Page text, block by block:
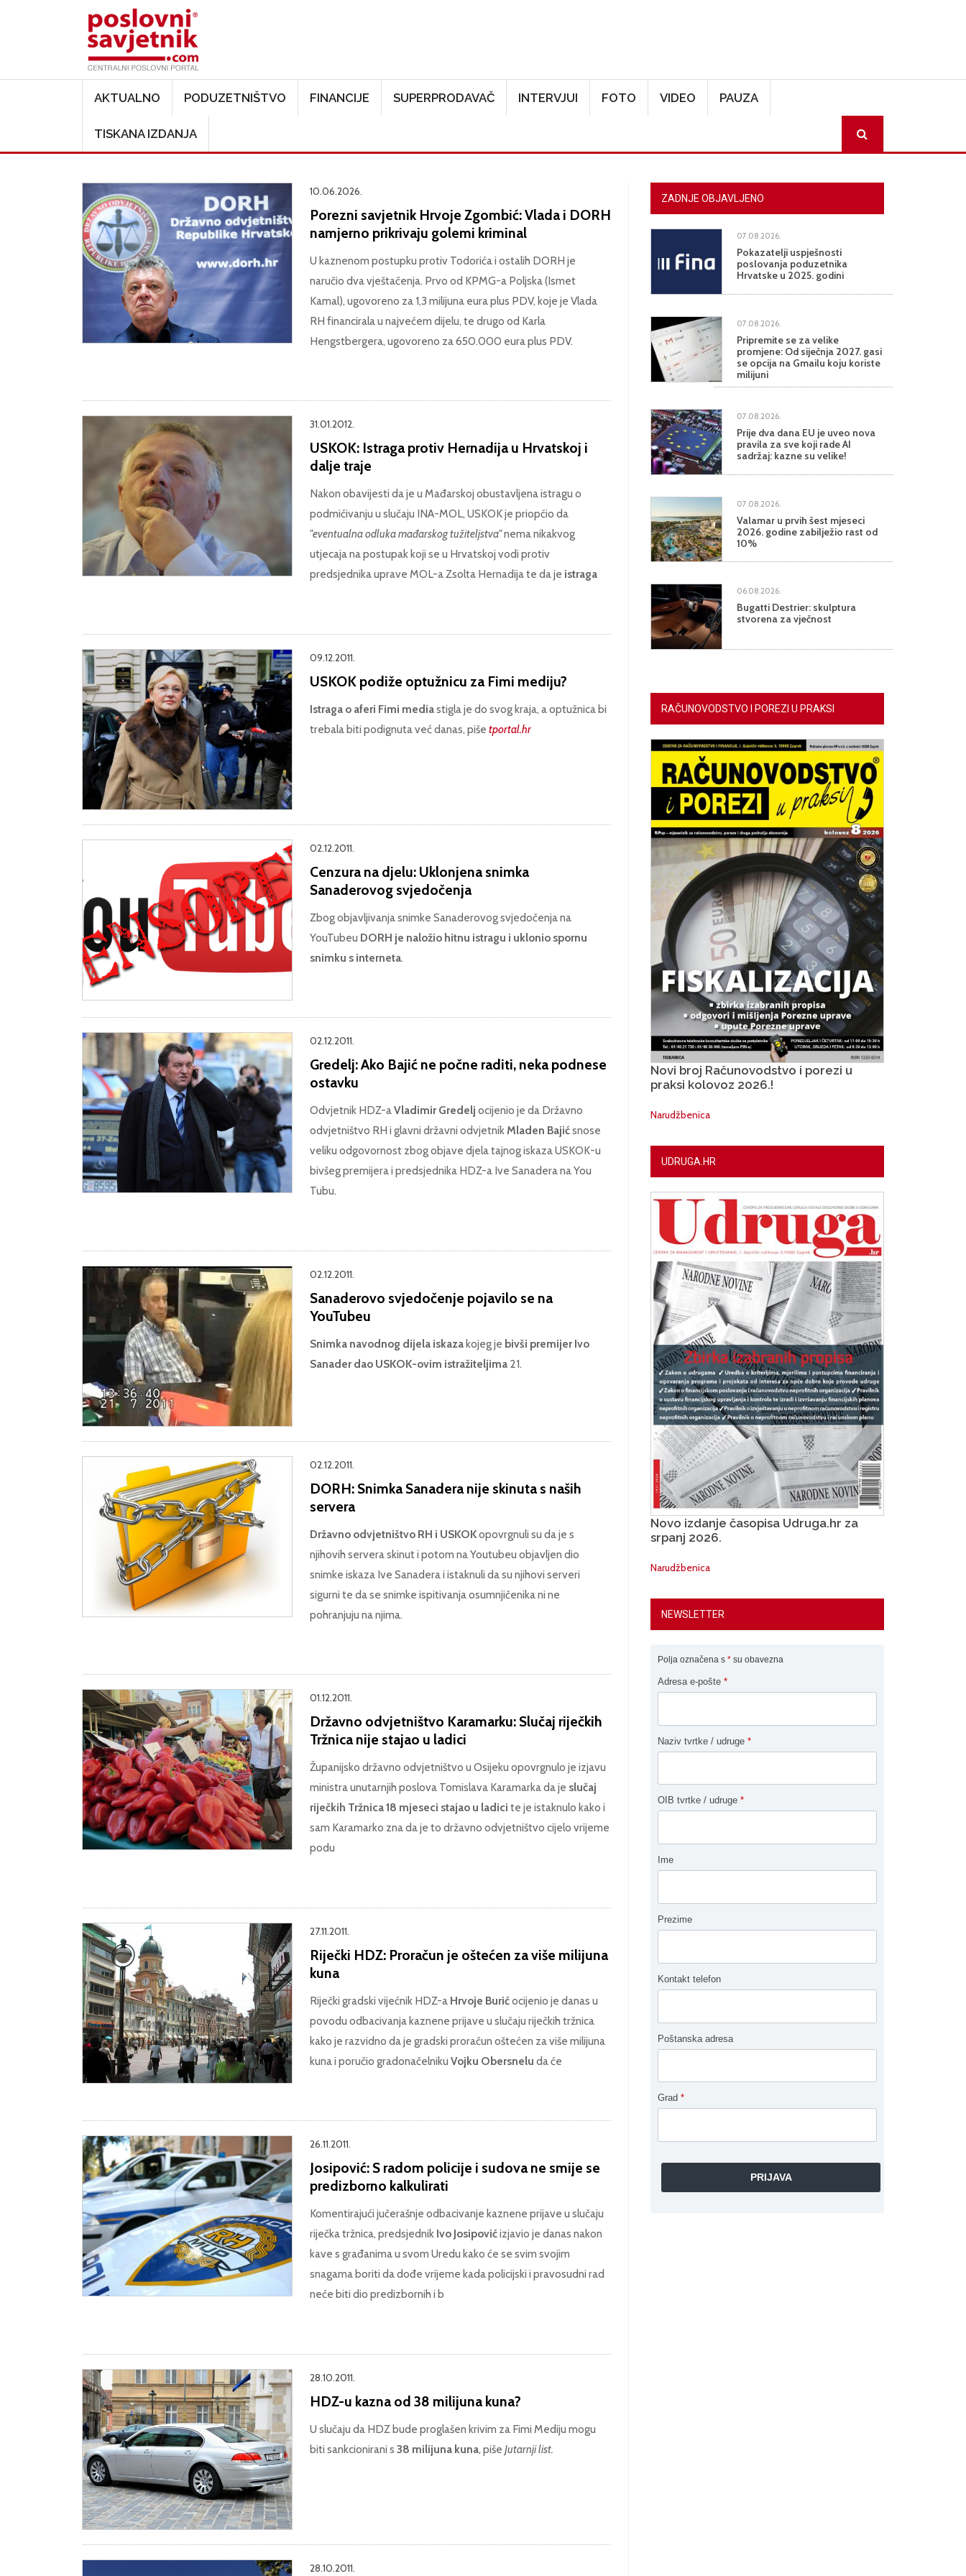
AKTUALNO PODUZETNIŠTVO FINANCIJE SUPERPRODAVAČ INTERVJUI FOTO VIDEO PAUZA
TISKANA IZDANJA
10.06.2026.
Porezni savjetnik Hrvoje Zgombić: Vlada i DORH
namjerno prikrivaju golemi kriminal
U kaznenom postupku protiv Todorića i ostalih DORH je
naručio dva vještačenja. Prvo od KPMG-a Poljska (Ismet
Kamal), ugovoreno za 1,3 milijuna eura plus PDV, koje je Vlada
RH financirala u najvećem dijelu, te drugo od Karla
Hengstbergera, ugovoreno za 650.000 eura plus PDV.
31.01.2012.
USKOK: Istraga protiv Hernadija u Hrvatskoj i
dalje traje
Nakon obavijesti da je u Mađarskoj obustavljena istragu o
podmićivanju u slučaju INA-MOL, USKOK je priopćio da
"eventualna odluka mađarskog tužiteljstva"nema nikakvog
utjecaja na postupak koji se u Hrvatskoj vodi protiv
predsjednika uprave MOL-a Zsolta Hernadija te da je istraga
09.12.2011.
USKOK podiže optužnicu za Fimi mediju?
Istraga o aferi Fimi mediastigla je do svog kraja, a optužnica bi
trebala biti podignuta već danas, piše tportal.hr
02.12.2011.
Cenzura na djelu: Uklonjena snimka
Sanaderovog svjedočenja
Zbog objavljivanja snimke Sanaderovog svjedočenja na
YouTubeu DORH je naložio hitnu istragu i uklonio spornu
snimku s interneta.
02.12.2011.
Gredelj: Ako Bajić ne počne raditi, neka podnese
ostavku
Odvjetnik HDZ-aVladimir Gredelj ocijenio je da Državno
odvjetništvo RH i glavni državni odvjetnikMladen Bajićsnose
veliku odgovornost zbog objave djela tajnog iskaza USKOK-u
bivšeg premijera i predsjednika HDZ-a Ive Sanadera na You
Tubu.
02.12.2011.
Sanaderovo svjedočenje pojavilo se na
YouTubeu
Snimka navodnog dijela iskazakojeg je bivši premijer Ivo
Sanader dao USKOK-ovim istražiteljima21.
02.12.2011.
DORH: Snimka Sanadera nije skinuta s naših
servera
Državno odvjetništvo RH i USKOKopovrgnuli su da je s
njihovih servera skinut i potom na Youtubeu objavljen dio
snimke iskaza Ive Sanadera i istaknuli da su njihovi serveri
sigurni te da se snimke ispitivanja osumnjičenika ni ne
pohranjuju na njima.
01.12.2011.
Državno odvjetništvo Karamarku: Slučaj riječkih
Tržnica nije stajao u ladici
Županijsko državno odvjetništvo u Osijeku opovrgnulo je izjavu
ministra unutarnjih poslova Tomislava Karamarka da je slučaj
riječkih Tržnica 18 mjeseci stajao u ladici te je istaknulo kako i
sam Karamarko zna da je to državno odvjetništvo cijelo vrijeme
podu
27.11.2011.
Riječki HDZ: Proračun je oštećen za više milijuna
kuna
Riječki gradski vijećnik HDZ-a Hrvoje Burićocijenio je danas u
povodu odbacivanja kaznene prijave u slučaju riječkih tržnica
kako je razvidno da je gradski proračun oštećen za više milijuna
kuna i poručio gradonačelniku Vojku Obersnelu da će
26.11.2011.
Josipović: S radom policije i sudova ne smije se
predizborno kalkulirati
Komentirajući jučerašnje odbacivanje kaznene prijave u slučaju
riječka tržnica, predsjednik Ivo Josipovićizjavio je danas nakon
kave s građanima u svom Uredu kako će se svim svojim
snagama boriti da dođe vrijeme kada policijski i pravosudni rad
neće biti dio predizbornih i b
28.10.2011.
HDZ-u kazna od 38 milijuna kuna?
U slučaju da HDZ bude proglašen krivim za Fimi Mediju mogu
biti sankcionirani s 38 milijuna kuna, piše Jutarnji list.
28.10.2011.
ZADNJE OBJAVLJENO
07.08.2026.
Pokazatelji uspješnosti
poslovanja poduzetnika
Hrvatske u 2025. godini
07.08.2026.
Pripremite se za velike
promjene: Od siječnja 2027. gasi
se opcija na Gmailu koju koriste
milijuni
07.08.2026.
Prije dva dana EU je uveo nova
pravila za sve koji rade AI
sadržaj: kazne su velike!
07.08.2026.
Valamar u prvih šest mjeseci
2026. godine zabilježio rast od
10%
06.08.2026.
Bugatti Destrier: skulptura
stvorena za vječnost
RAČUNOVODSTVO I POREZI U PRAKSI
Novi broj Računovodstvo i porezi u
praksi kolovoz 2026.!
Narudžbenica
UDRUGA.HR
Novo izdanje časopisa Udruga.hr za
srpanj 2026.
Narudžbenica
NEWSLETTER
Polja označena s * su obavezna
Adresa e-pošte *
Naziv tvrtke / udruge *
OIB tvrtke / udruge *
Ime
Prezime
Kontakt telefon
Poštanska adresa
Grad *